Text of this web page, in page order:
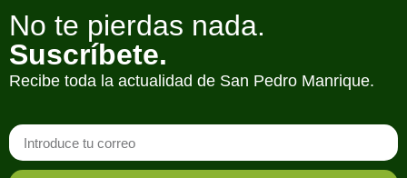
No te pierdas nada.
Suscríbete.
Recibe toda la actualidad de San Pedro Manrique.